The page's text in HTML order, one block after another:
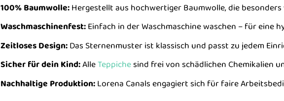
100% Baumwolle:Hergestellt aus hochwertiger Baumwolle, die
Waschmaschinenfest:Einfach in der Waschmaschine waschen – für eine
Zeitloses Design:Das Sternenmuster ist klassisch und passt zu jedem
Sicher für dein Kind:AlleTeppichesind frei von schädlichen Chemikalien
Nachhaltige Produktion:Lorena Canals engagiert sich für faire